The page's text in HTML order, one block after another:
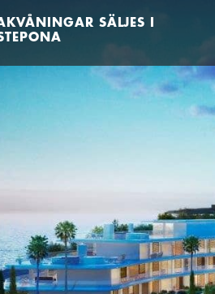
SÄLJES I